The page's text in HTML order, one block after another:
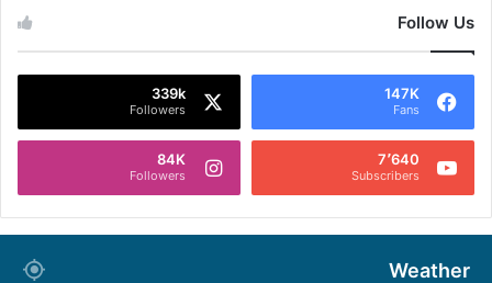
Follow Us
147K
Fans
339k
Followers
7٬640
Subscribers
84K
Followers
Weather